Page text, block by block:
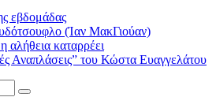
εβδομάδας
(Ίαν ΜακΓιούαν)
καταρρέει
Αναπλάσεις” του Κώστα Ευαγγελάτου